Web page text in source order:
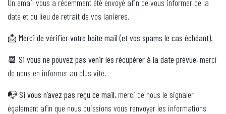
Un email vous a récemment été envoyé afin de vous informer de la
date et du lieu de retrait de vos lanières.
📩 Merci de vérifier votre boîte mail (et vos spams le cas échéant).
📆 Si vous ne pouvez pas venir les récupérer à la date prévue, merci
de nous en informer au plus vite.
📭 Si vous n’avez pas reçu ce mail, merci de nous le signaler
également afin que nous puissions vous renvoyer les informations